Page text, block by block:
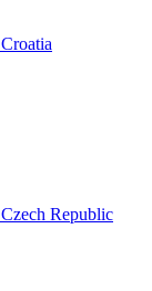
Croatia
Czech Republic